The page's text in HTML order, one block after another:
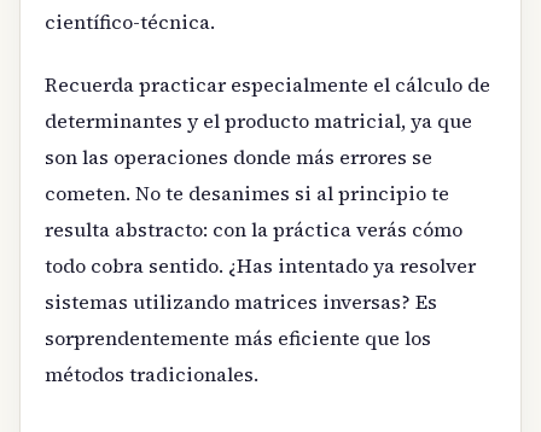
científico-técnica.
Recuerda practicar especialmente el cálculo de
determinantes y el producto matricial, ya que
son las operaciones donde más errores se
cometen. No te desanimes si al principio te
resulta abstracto: con la práctica verás cómo
todo cobra sentido. ¿Has intentado ya resolver
sistemas utilizando matrices inversas? Es
sorprendentemente más eficiente que los
métodos tradicionales.